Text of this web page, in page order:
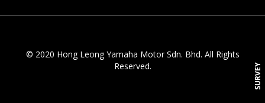
© 2020 Hong Leong Yamaha Motor Sdn. Bhd. All Rights
Reserved.
SURVEY